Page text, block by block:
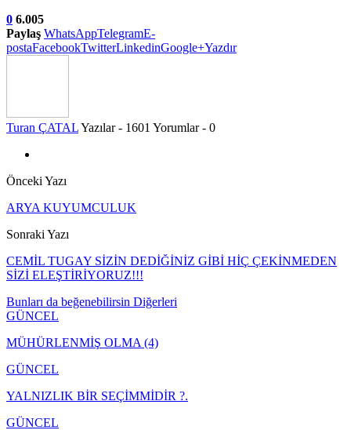
0 6.005
Paylaş WhatsAppTelegramE-
postaFacebookTwitterLinkedinGoogle+Yazdır
Turan ÇATALYazılar - 1601 Yorumlar - 0
Önceki Yazı
ARYA KUYUMCULUK
Sonraki Yazı
CEMİL TUGAY SİZİN DEDİĞİNİZ GİBİ HİÇ ÇEKİNMEDEN
SİZİ ELEŞTİRİYORUZ!!!
Bunları da beğenebilirsin Diğerleri
GÜNCEL
MÜHÜRLENMİŞ OLMA (4)
GÜNCEL
YALNIZLIK BİR SEÇİMMİDİR ?.
GÜNCEL